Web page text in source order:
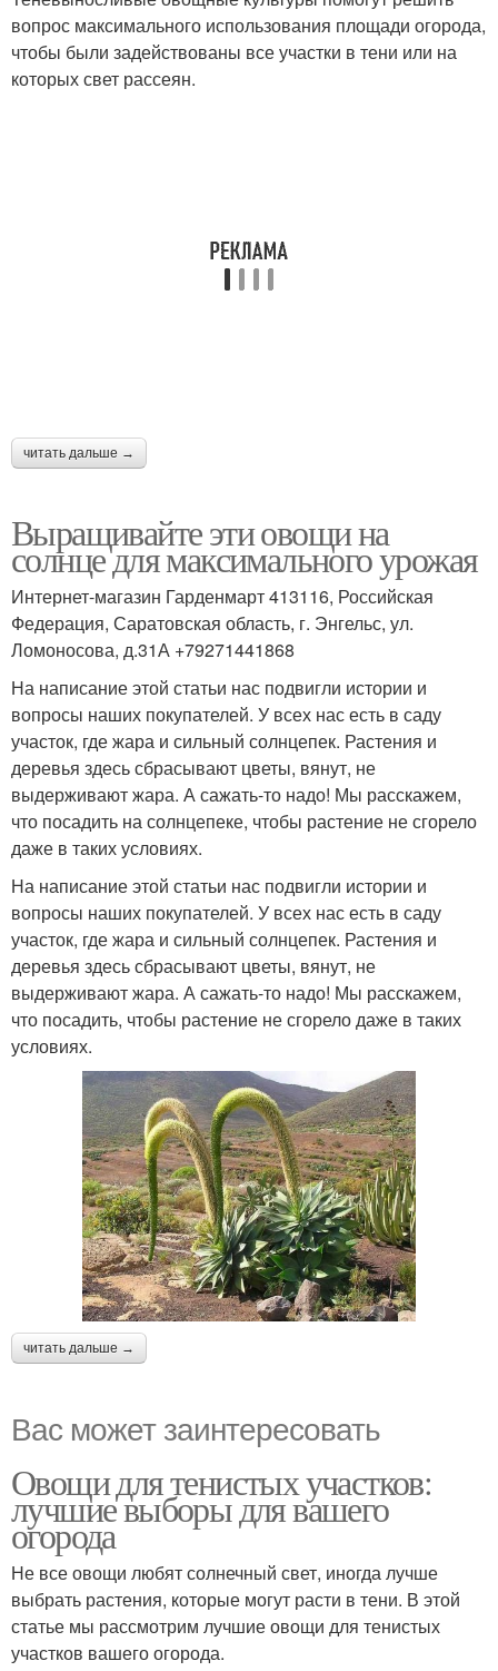
вопрос максимального использования площади огорода,
чтобы были задействованы все участки в тени или на
которых свет рассеян.
читать дальше →
Выращивайте эти овощи на
солнце для максимального урожая
Интернет-магазин Гарденмарт 413116, Российская
Федерация, Саратовская область, г. Энгельс, ул.
Ломоносова, д.31А +79271441868
На написание этой статьи нас подвигли истории и
вопросы наших покупателей. У всех нас есть в саду
участок, где жара и сильный солнцепек. Растения и
деревья здесь сбрасывают цветы, вянут, не
выдерживают жара. А сажать-то надо! Мы расскажем,
что посадить на солнцепеке, чтобы растение не сгорело
даже в таких условиях.
На написание этой статьи нас подвигли истории и
вопросы наших покупателей. У всех нас есть в саду
участок, где жара и сильный солнцепек. Растения и
деревья здесь сбрасывают цветы, вянут, не
выдерживают жара. А сажать-то надо! Мы расскажем,
что посадить, чтобы растение не сгорело даже в таких
условиях.
читать дальше →
Вас может заинтересовать
Овощи для тенистых участков:
лучшие выборы для вашего
огорода
Не все овощи любят солнечный свет, иногда лучше
выбрать растения, которые могут расти в тени. В этой
статье мы рассмотрим лучшие овощи для тенистых
участков вашего огорода.